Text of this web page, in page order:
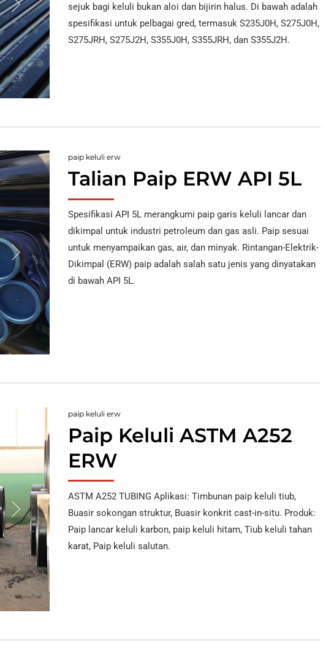
sejuk bagi keluli bukan aloi dan bijirin halus. Di bawah adalah
spesifikasi untuk pelbagai gred, termasuk S235J0H, S275J0H,
S275JRH, S275J2H, S355J0H, S355JRH, dan S355J2H.
paip keluli erw
Talian Paip ERW API 5L
Spesifikasi API 5L merangkumi paip garis keluli lancar dan
dikimpal untuk industri petroleum dan gas asli. Paip sesuai
untuk menyampaikan gas, air, dan minyak. Rintangan-Elektrik-
Dikimpal (ERW) paip adalah salah satu jenis yang dinyatakan
di bawah API 5L.
paip keluli erw
Paip Keluli ASTM A252
ERW
ASTM A252 TUBING Aplikasi: Timbunan paip keluli tiub,
Buasir sokongan struktur, Buasir konkrit cast-in-situ. Produk:
Paip lancar keluli karbon, paip keluli hitam, Tiub keluli tahan
karat, Paip keluli salutan.